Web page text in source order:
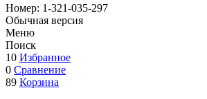
Номер: 1-321-035-297
Обычная версия
Меню
Поиск
10 Избранное
0 Сравнение
89 Корзина